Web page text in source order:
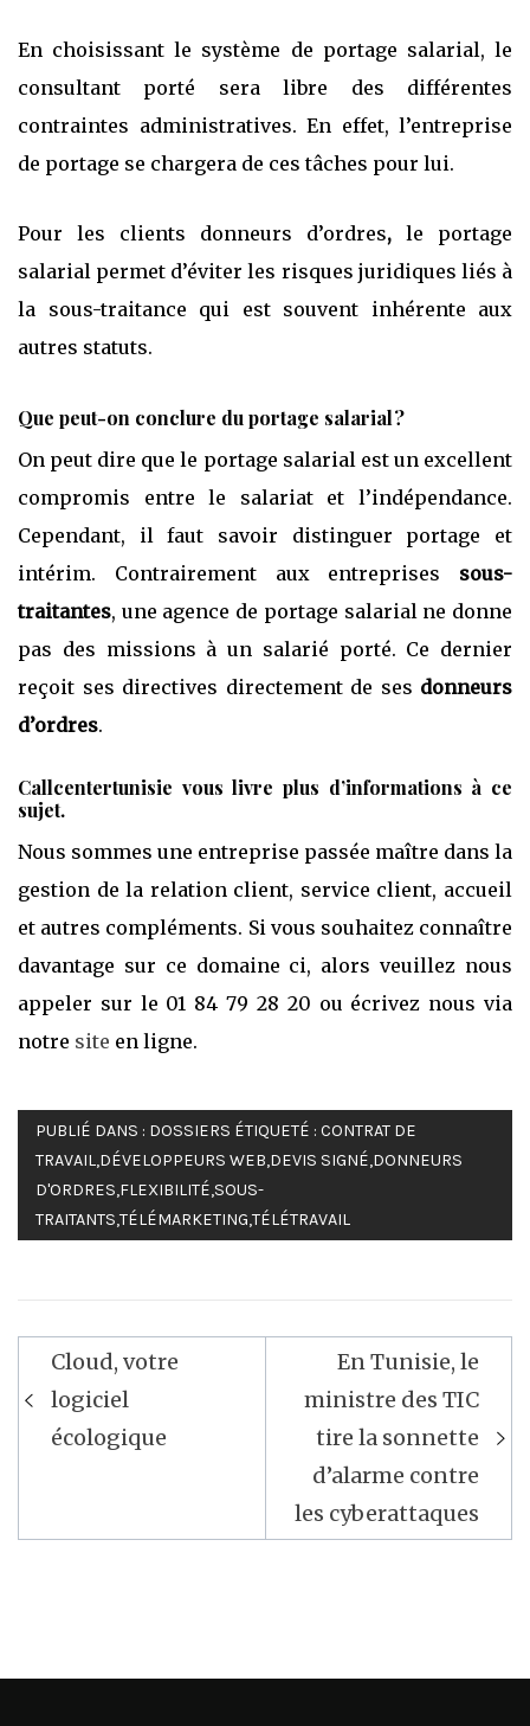
En choisissant le système de portage salarial, le
consultant porté sera libre des différentes
contraintes administratives. En effet, l’entreprise
de portage se chargera de ces tâches pour lui.
Pour les clients donneurs d’ordres, le portage
salarial permet d’éviter les risques juridiques liés à
la sous-traitance qui est souvent inhérente aux
autres statuts.
Que peut-on conclure du portage salarial ?
On peut dire que le portage salarial est un excellent
compromis entre le salariat et l’indépendance.
Cependant, il faut savoir distinguer portage et
intérim. Contrairement aux entreprises sous-
traitantes, une agence de portage salarial ne donne
pas des missions à un salarié porté. Ce dernier
reçoit ses directives directement de ses donneurs
d’ordres.
Callcentertunisie vous livre plus d’informations à ce
sujet.
Nous sommes une entreprise passée maître dans la
gestion de la relation client, service client, accueil
et autres compléments. Si vous souhaitez connaître
davantage sur ce domaine ci, alors veuillez nous
appeler sur le 01 84 79 28 20 ou écrivez nous via
notre site en ligne.
PUBLIÉ DANS : DOSSIERS ÉTIQUETÉ : CONTRAT DE
TRAVAIL,DÉVELOPPEURS WEB,DEVIS SIGNÉ,DONNEURS
D'ORDRES,FLEXIBILITÉ,SOUS-
TRAITANTS,TÉLÉMARKETING,TÉLÉTRAVAIL
Navigation
de
l’article
Cloud, votre
logiciel
écologique
En Tunisie, le
ministre des TIC
tire la sonnette
d’alarme contre
les cyberattaques